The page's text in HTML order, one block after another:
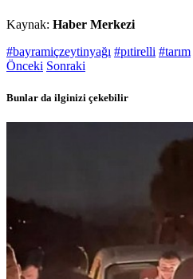
Kaynak: Haber Merkezi
#bayramiçzeytinyağı #pıtirelli #tarım
Önceki Sonraki
Bunlar da ilginizi çekebilir